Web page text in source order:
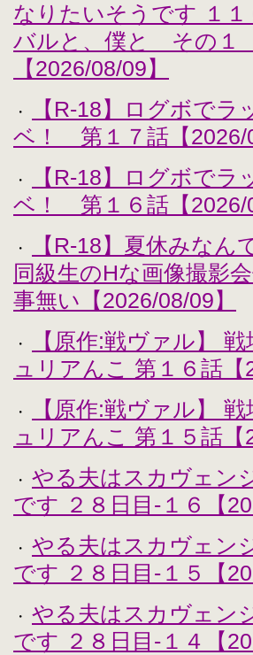
なりたいそうです
バルと、僕と その
【2026/08/09】
・
【R-18】ログボでラ
ベ！ 第１７話【2026/
・
【R-18】ログボでラ
ベ！ 第１６話【2026/
・
【R-18】夏休みなん
同級生のHな画像撮影
事無い【2026/08/09】
・
【原作:戦ヴァル】
ュリアんこ 第１６話【
・
【原作:戦ヴァル】
ュリアんこ 第１５話【
・
やる夫はスカヴェン
です ２８日目-１６【
・
やる夫はスカヴェン
です ２８日目-１５【
・
やる夫はスカヴェン
です ２８日目-１４【